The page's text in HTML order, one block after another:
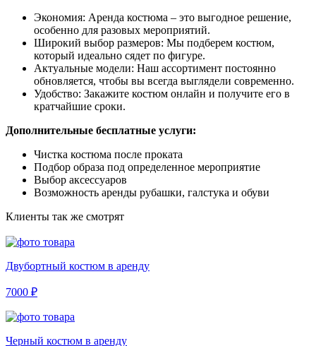
Экономия: Аренда костюма – это выгодное решение,
особенно для разовых мероприятий.
Широкий выбор размеров: Мы подберем костюм,
который идеально сядет по фигуре.
Актуальные модели: Наш ассортимент постоянно
обновляется, чтобы вы всегда выглядели современно.
Удобство: Закажите костюм онлайн и получите его в
кратчайшие сроки.
Дополнительные бесплатные услуги:
Чистка костюма после проката
Подбор образа под определенное мероприятие
Выбор аксессуаров
Возможность аренды рубашки, галстука и обуви
Клиенты так же смотрят
Двубортный костюм в аренду
7000 ₽
Черный костюм в аренду